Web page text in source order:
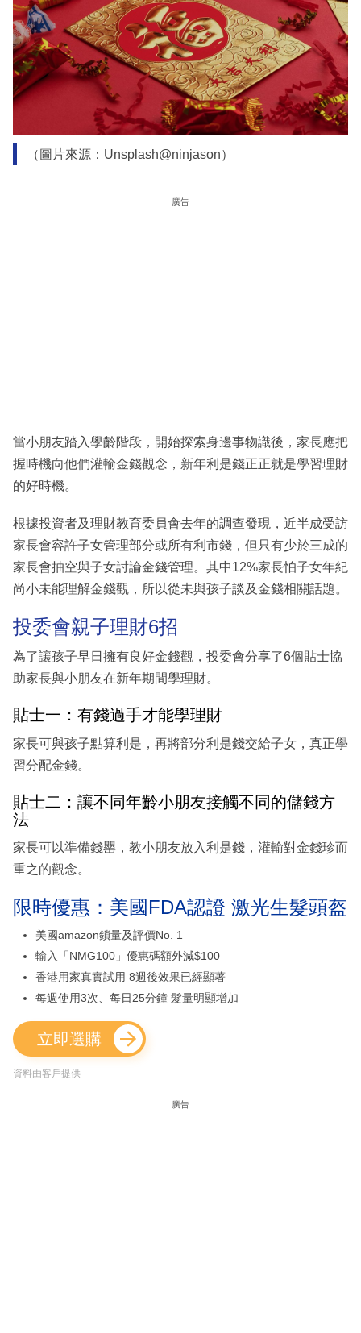
（圖片來源：Unsplash@ninjason）
廣告
當小朋友踏入學齡階段，開始探索身邊事物識後，家長應把
握時機向他們灌輸金錢觀念，新年利是錢正正就是學習理財
的好時機。
根據投資者及理財教育委員會去年的調查發現，近半成受訪
家長會容許子女管理部分或所有利市錢，但只有少於三成的
家長會抽空與子女討論金錢管理。其中12%家長怕子女年紀
尚小未能理解金錢觀，所以從未與孩子談及金錢相關話題。
投委會親子理財6招
為了讓孩子早日擁有良好金錢觀，投委會分享了6個貼士協
助家長與小朋友在新年期間學理財。
貼士一：有錢過手才能學理財
家長可與孩子點算利是，再將部分利是錢交給子女，真正學
習分配金錢。
貼士二：讓不同年齡小朋友接觸不同的儲錢方
法
家長可以準備錢罌，教小朋友放入利是錢，灌輸對金錢珍而
重之的觀念。
限時優惠：美國FDA認證 激光生髮頭盔
美國amazon鎖量及評價No. 1
輸入「NMG100」優惠碼額外減$100
香港用家真實試用 8週後效果已經顯著
每週使用3次、每日25分鐘 髮量明顯增加
立即選購
資料由客戶提供
廣告